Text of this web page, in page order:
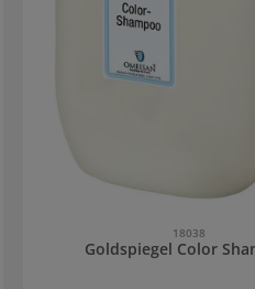
18038
Goldspiegel Color